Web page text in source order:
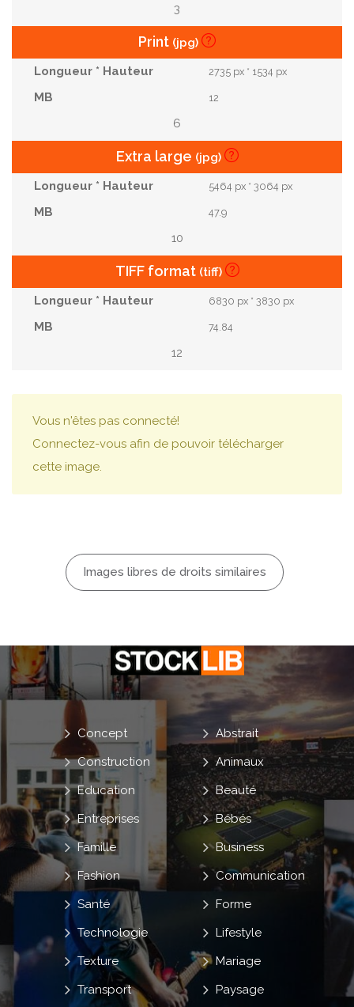
3
Print (jpg)
2735 px * 1534 px
12
6
Extra large (jpg)
5464 px * 3064 px
47.9
10
TIFF format (tiff)
6830 px * 3830 px
74.84
12
Vous n'êtes pas connecté!
Connectez-vous afin de pouvoir télécharger
cette image.
Images libres de droits similaires
Abstrait
Animaux
Beauté
Bébés
Business
Communication
Concept
Construction
Education
Entreprises
Famille
Fashion
Forme
Lifestyle
Mariage
Paysage
Santé
Technologie
Texture
Transport